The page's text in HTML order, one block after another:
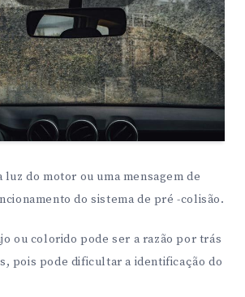
luz do motor ou uma mensagem de
do sistema de pré -colisão.
ou colorido pode ser a razão por trás
pois pode dificultar a identificação do